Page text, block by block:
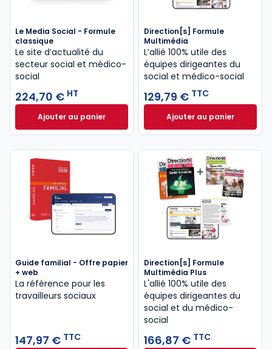
Le Media Social - Formule
classique
Le site d’actualité du
secteur social et médico-
social
224,70 € HT
Ajouter au panierLe Media Social - Formule classique à 224,70 € HT
Direction[s] Formule
Multimédia
L’allié 100% utile des
équipes dirigeantes du
social et médico-social
129,79 € TTC
Ajouter au panier
Direction[s]
Guide familial - Offre papier
+ web
La référence pour les
travailleurs sociaux
147,97 € TTC
Direction[s] Formule
Multimédia Plus
L'allié 100% utile des
équipes dirigeantes du
social et du médico-
social
166,87 € TTC